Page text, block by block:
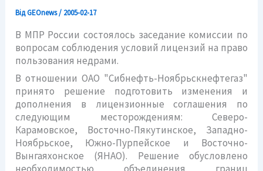
ВідGEOnews/ 2005-02-17
В МПР России состоялось заседание комиссии по
вопросам соблюдения условий лицензий на право
пользования недрами.
В отношении ОАО "Сибнефть-Ноябрьскнефтегаз"
принято решение подготовить изменения и
дополнения в лицензионные соглашения по
следующим месторождениям: Северо-
Карамовское, Восточно-Пякутинское, Западно-
Ноябрьское, Южно-Пурпейское и Восточно-
Вынгаяхонское (ЯНАО). Решение обусловлено